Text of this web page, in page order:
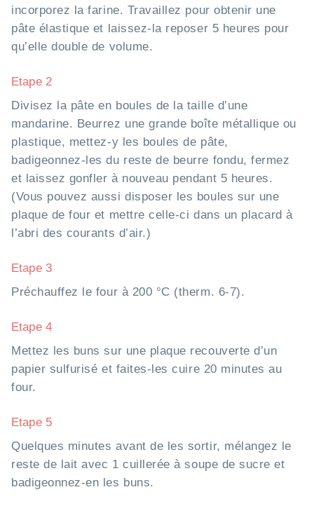
incorporez la farine. Travaillez pour obtenir une
pâte élastique et laissez-la reposer 5 heures pour
qu’elle double de volume.
Etape 2
Divisez la pâte en boules de la taille d’une
mandarine. Beurrez une grande boîte métallique ou
plastique, mettez-y les boules de pâte,
badigeonnez-les du reste de beurre fondu, fermez
et laissez gonfler à nouveau pendant 5 heures.
(Vous pouvez aussi disposer les boules sur une
plaque de four et mettre celle-ci dans un placard à
l’abri des courants d’air.)
Etape 3
Préchauffez le four à 200 °C (therm. 6-7).
Etape 4
Mettez les buns sur une plaque recouverte d’un
papier sulfurisé et faites-les cuire 20 minutes au
four.
Etape 5
Quelques minutes avant de les sortir, mélangez le
reste de lait avec 1 cuillerée à soupe de sucre et
badigeonnez-en les buns.